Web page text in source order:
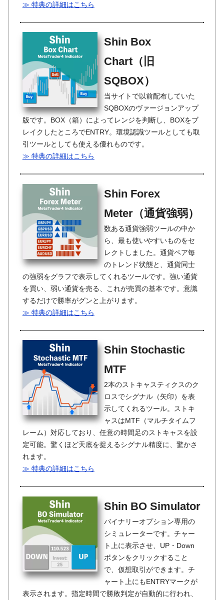
≫ 特典の詳細はこちら
Shin Box
Chart（旧
SQBOX）
当サイトで以前配布していた
SQBOXのヴァージョンアップ
版です。BOX（箱）によってレンジを判断し、BOXをブ
レイクしたところでENTRY。環境認識ツールとしても取
引ツールとしても使える優れものです。
≫ 特典の詳細はこちら
Shin Forex
Meter（通貨強弱）
数ある通貨強弱ツールの中か
ら、最も使いやすいものをセ
レクトしました。通貨ペア毎
のトレンド状態と、通貨同士
の強弱をグラフで表示してくれるツールです。強い通貨
を買い、弱い通貨を売る、これが売買の基本です。意識
するだけで勝率がグンと上がります。
≫ 特典の詳細はこちら
Shin Stochastic
MTF
2本のストキャスティクスのク
ロスでシグナル（矢印）を表
示してくれるツール。ストキ
ャスはMTF（マルチタイムフ
レーム）対応しており、任意の時間足のストキャスを設
定可能。驚くほど天底を捉えるシグナル精度に、驚かさ
れます。
≫ 特典の詳細はこちら
Shin BO Simulator
バイナリーオプション専用の
シミュレーターです。チャー
ト上に表示させ、UP・Down
ボタンをクリックすること
で、仮想取引ができます。チ
ャート上にもENTRYマークが
表示されます。指定時間で勝敗判定が自動的に行われ、